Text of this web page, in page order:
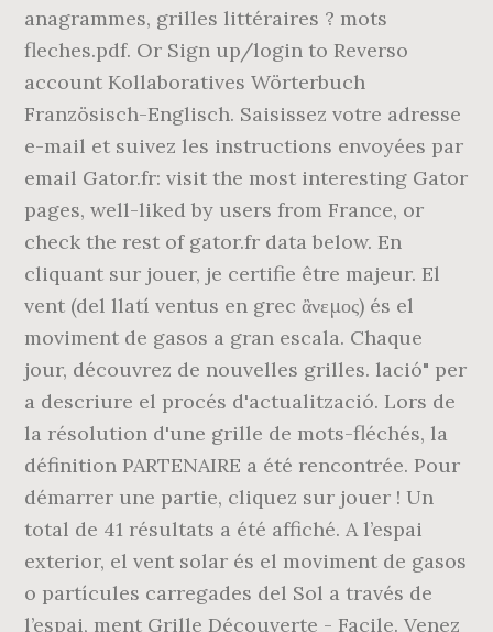
anagrammes, grilles littéraires ? mots
fleches.pdf. Or Sign up/login to Reverso
account Kollaboratives Wörterbuch
Französisch-Englisch. Saisissez votre adresse
e-mail et suivez les instructions envoyées par
email Gator.fr: visit the most interesting Gator
pages, well-liked by users from France, or
check the rest of gator.fr data below. En
cliquant sur jouer, je certifie être majeur. El
vent (del llatí ventus en grec ἂνεμος) és el
moviment de gasos a gran escala. Chaque
jour, découvrez de nouvelles grilles. lació" per
a descriure el procés d'actualització. Lors de
la résolution d'une grille de mots-fléchés, la
définition PARTENAIRE a été rencontrée. Pour
démarrer une partie, cliquez sur jouer ! Un
total de 41 résultats a été affiché. A l’espai
exterior, el vent solar és el moviment de gasos
o partícules carregades del Sol a través de
l’espai, ment Grille Découverte - Facile. Venez